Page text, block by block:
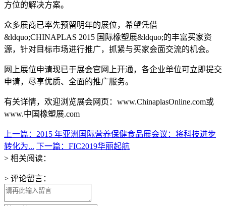
方位的解决方案。
众多展商已率先预留明年的展位，希望凭借
&ldquo;CHINAPLAS 2015 国际橡塑展&ldquo;的丰富买家资
源，针对目标市场进行推广，抓紧与买家会面交流的机会。
网上展位申请现已于展会官网上开通，各企业单位可立即提交
申请，尽享优质、全面的推广服务。
有关详情，欢迎浏览展会网页：www.ChinaplasOnline.com或
www.中国橡塑展.com
上一篇：2015 年亚洲国际营养保健食品展会议：将科技进步
转化为... 下一篇：FIC2019华丽起航
> 相关阅读：
> 评论留言：